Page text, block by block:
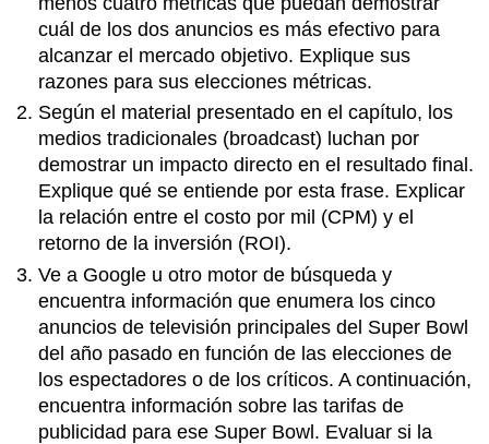
cuál de los dos anuncios es más efectivo para
alcanzar el mercado objetivo. Explique sus
razones para sus elecciones métricas.
Según el material presentado en el capítulo, los
medios tradicionales (broadcast) luchan por
demostrar un impacto directo en el resultado final.
Explique qué se entiende por esta frase. Explicar
la relación entre el costo por mil (CPM) y el
retorno de la inversión (ROI).
Ve a Google u otro motor de búsqueda y
encuentra información que enumera los cinco
anuncios de televisión principales del Super Bowl
del año pasado en función de las elecciones de
los espectadores o de los críticos. A continuación,
encuentra información sobre las tarifas de
publicidad para ese Super Bowl. Evaluar si la